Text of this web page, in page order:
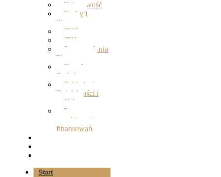
Księgowość
Kadry i
Płace
ZUS
JPK
Sprawozdania
Finansowe
Doradztwo
Podatkowe
Zakładanie
Działalności i
spółek
Pomoc w
uzyskiwaniu
finansowań
Start